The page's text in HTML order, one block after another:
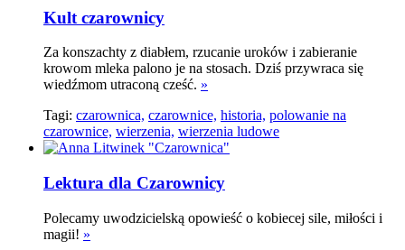
Kult czarownicy
Za konszachty z diabłem, rzucanie uroków i zabieranie
krowom mleka palono je na stosach. Dziś przywraca się
wiedźmom utraconą cześć. »
Tagi: czarownica, czarownice, historia, polowanie na
czarownice, wierzenia, wierzenia ludowe
Lektura dla Czarownicy
Polecamy uwodzicielską opowieść o kobiecej sile, miłości i
magii! »